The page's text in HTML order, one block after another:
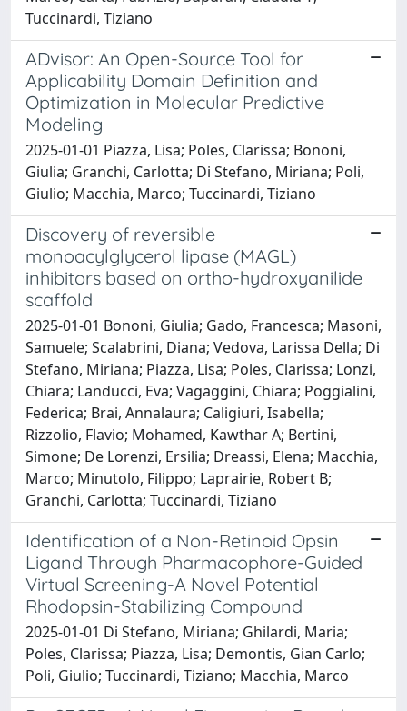
Tuccinardi, Tiziano
ADvisor: An Open-Source Tool for
Applicability Domain Definition and
Optimization in Molecular Predictive
Modeling
2025-01-01 Piazza, Lisa; Poles, Clarissa; Bononi,
Giulia; Granchi, Carlotta; Di Stefano, Miriana; Poli,
Giulio; Macchia, Marco; Tuccinardi, Tiziano
Discovery of reversible
monoacylglycerol lipase (MAGL)
inhibitors based on ortho-hydroxyanilide
scaffold
2025-01-01 Bononi, Giulia; Gado, Francesca; Masoni,
Samuele; Scalabrini, Diana; Vedova, Larissa Della; Di
Stefano, Miriana; Piazza, Lisa; Poles, Clarissa; Lonzi,
Chiara; Landucci, Eva; Vagaggini, Chiara; Poggialini,
Federica; Brai, Annalaura; Caligiuri, Isabella;
Rizzolio, Flavio; Mohamed, Kawthar A; Bertini,
Simone; De Lorenzi, Ersilia; Dreassi, Elena; Macchia,
Marco; Minutolo, Filippo; Laprairie, Robert B;
Granchi, Carlotta; Tuccinardi, Tiziano
Identification of a Non-Retinoid Opsin
Ligand Through Pharmacophore-Guided
Virtual Screening-A Novel Potential
Rhodopsin-Stabilizing Compound
2025-01-01 Di Stefano, Miriana; Ghilardi, Maria;
Poles, Clarissa; Piazza, Lisa; Demontis, Gian Carlo;
Poli, Giulio; Tuccinardi, Tiziano; Macchia, Marco